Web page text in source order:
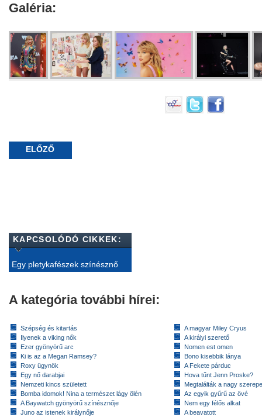
Galéria:
ELŐZŐ
KAPCSOLÓDÓ CIKKEK:
Egy pletykafészek színésznő
A kategória további hírei:
Szépség és kitartás
Ilyenek a viking nők
Ezer gyönyörű arc
Ki is az a Megan Ramsey?
Roxy ügynök
Egy nő darabjai
Nemzeti kincs született
Bomba idomok! Nina a természet lágy ölén
A Baywatch gyönyörű színésznője
Juno az istenek királynője
A magyar Miley Cryus
A királyi szerető
Nomen est omen
Bono kisebbik lánya
A Fekete párduc
Hova tűnt Jenn Proske?
Megtalálták a nagy
Az egyik gyűrű az övé
Nem egy félős alkat
A beavatott